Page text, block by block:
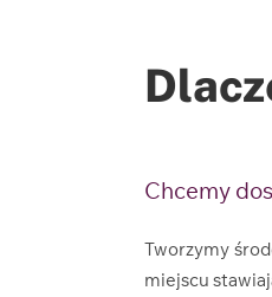
Chcemy
Tworzymy
miejscu